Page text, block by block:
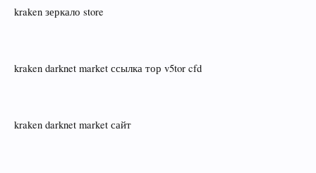
kraken зеркало store
kraken darknet market ссылка тор v5tor cfd
kraken darknet market сайт